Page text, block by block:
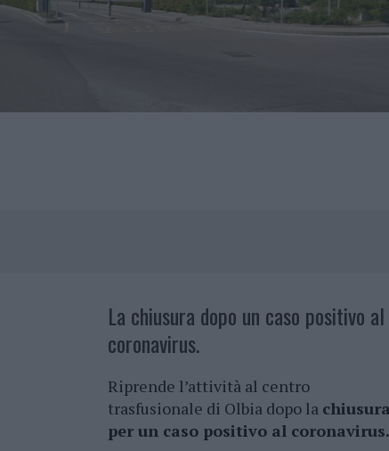
La chiusura dopo un caso positivo al
coronavirus.
Riprende l’attività al centro
trasfusionale di Olbia dopo la chiusura
per un caso positivo al coronavirus.